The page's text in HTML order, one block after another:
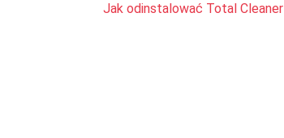
Jak odinstalować Total Cleaner